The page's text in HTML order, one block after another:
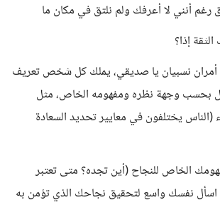
رغم أنني لا أعرفك ولم نلتق في مكان ما
إذا؟
أمران نسبيان يا صديقي، يملك كل شخص تعريف
بحسب وجهة نظره ومفهومه الخاص، مثل
(الناس يختلفون في معايير تحديد السعادة
الخاص للنجاح (أين تجده؟ متى تعتبر
نفسك واسع لتحقيق نجاحك الذي تؤمن به